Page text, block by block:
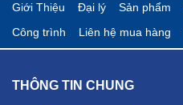
Giới Thiệu Đại lý Sản phẩm
Công trình
Liên hệ mua hàng
THÔNG TIN CHUNG